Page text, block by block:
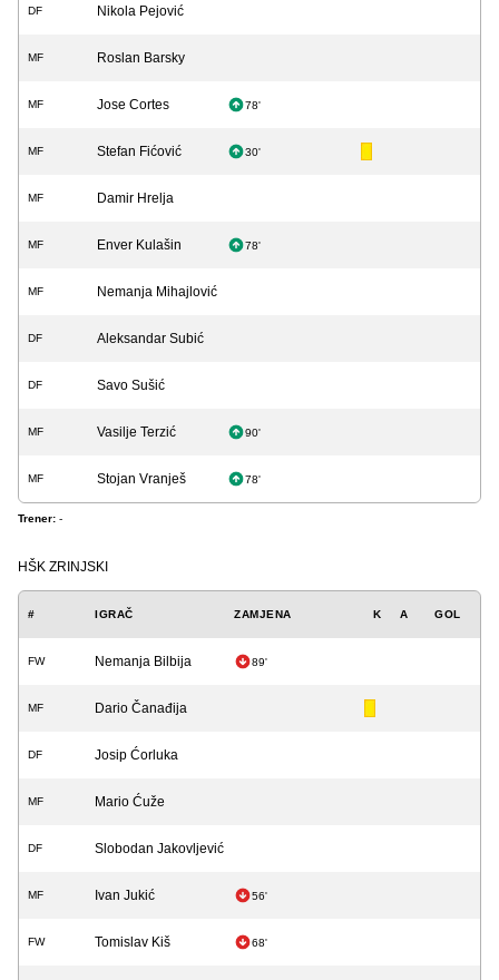
DF Nikola Pejović
MF Roslan Barsky
MF Jose Cortes 78'
MF Stefan Fićović 30'
MF Damir Hrelja
MF Enver Kulašin 78'
MF Nemanja Mihajlović
DF Aleksandar Subić
DF Savo Sušić
MF Vasilje Terzić 90'
MF Stojan Vranješ 78'
Trener: -
HŠK ZRINJSKI
# IGRAČ ZAMJENA K A GOL
FW Nemanja Bilbija 89'
MF Dario Čanađija
DF Josip Ćorluka
MF Mario Ćuže
DF Slobodan Jakovljević
MF Ivan Jukić 56'
FW Tomislav Kiš 68'